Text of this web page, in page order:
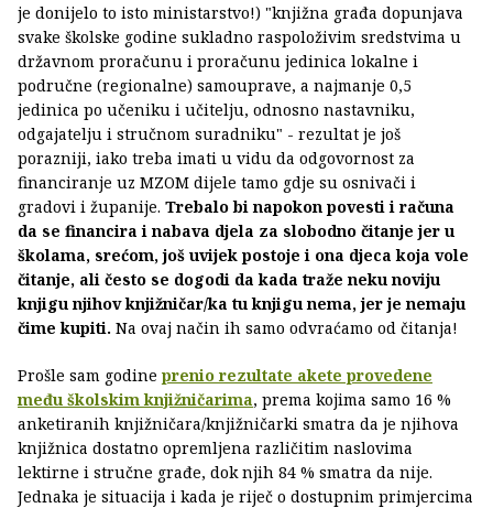
je donijelo to isto ministarstvo!) "knjižna građa dopunjava
svake školske godine sukladno raspoloživim sredstvima u
državnom proračunu i proračunu jedinica lokalne i
područne (regionalne) samouprave, a najmanje 0,5
jedinica po učeniku i učitelju, odnosno nastavniku,
odgajatelju i stručnom suradniku" - rezultat je još
porazniji, iako treba imati u vidu da odgovornost za
financiranje uz MZOM dijele tamo gdje su osnivači i
gradovi i županije. Trebalo bi napokon povesti i računa
da se financira i nabava djela za slobodno čitanje jer u
školama, srećom, još uvijek postoje i ona djeca koja vole
čitanje, ali često se dogodi da kada traže neku noviju
knjigu njihov knjižničar/ka tu knjigu nema, jer je nemaju
čime kupiti. Na ovaj način ih samo odvraćamo od čitanja!
Prošle sam godine prenio rezultate akete provedene
među školskim knjižničarima, prema kojima samo 16 %
anketiranih knjižničara/knjižničarki smatra da je njihova
knjižnica dostatno opremljena različitim naslovima
lektirne i stručne građe, dok njih 84 % smatra da nije.
Jednaka je situacija i kada je riječ o dostupnim primjercima